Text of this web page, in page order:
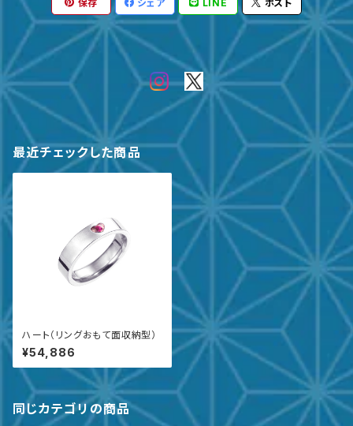
保存 シェア LINE ポスト
最近チェックした商品
ハート（リングおもて面収納型）
¥54,886
同じカテゴリの商品